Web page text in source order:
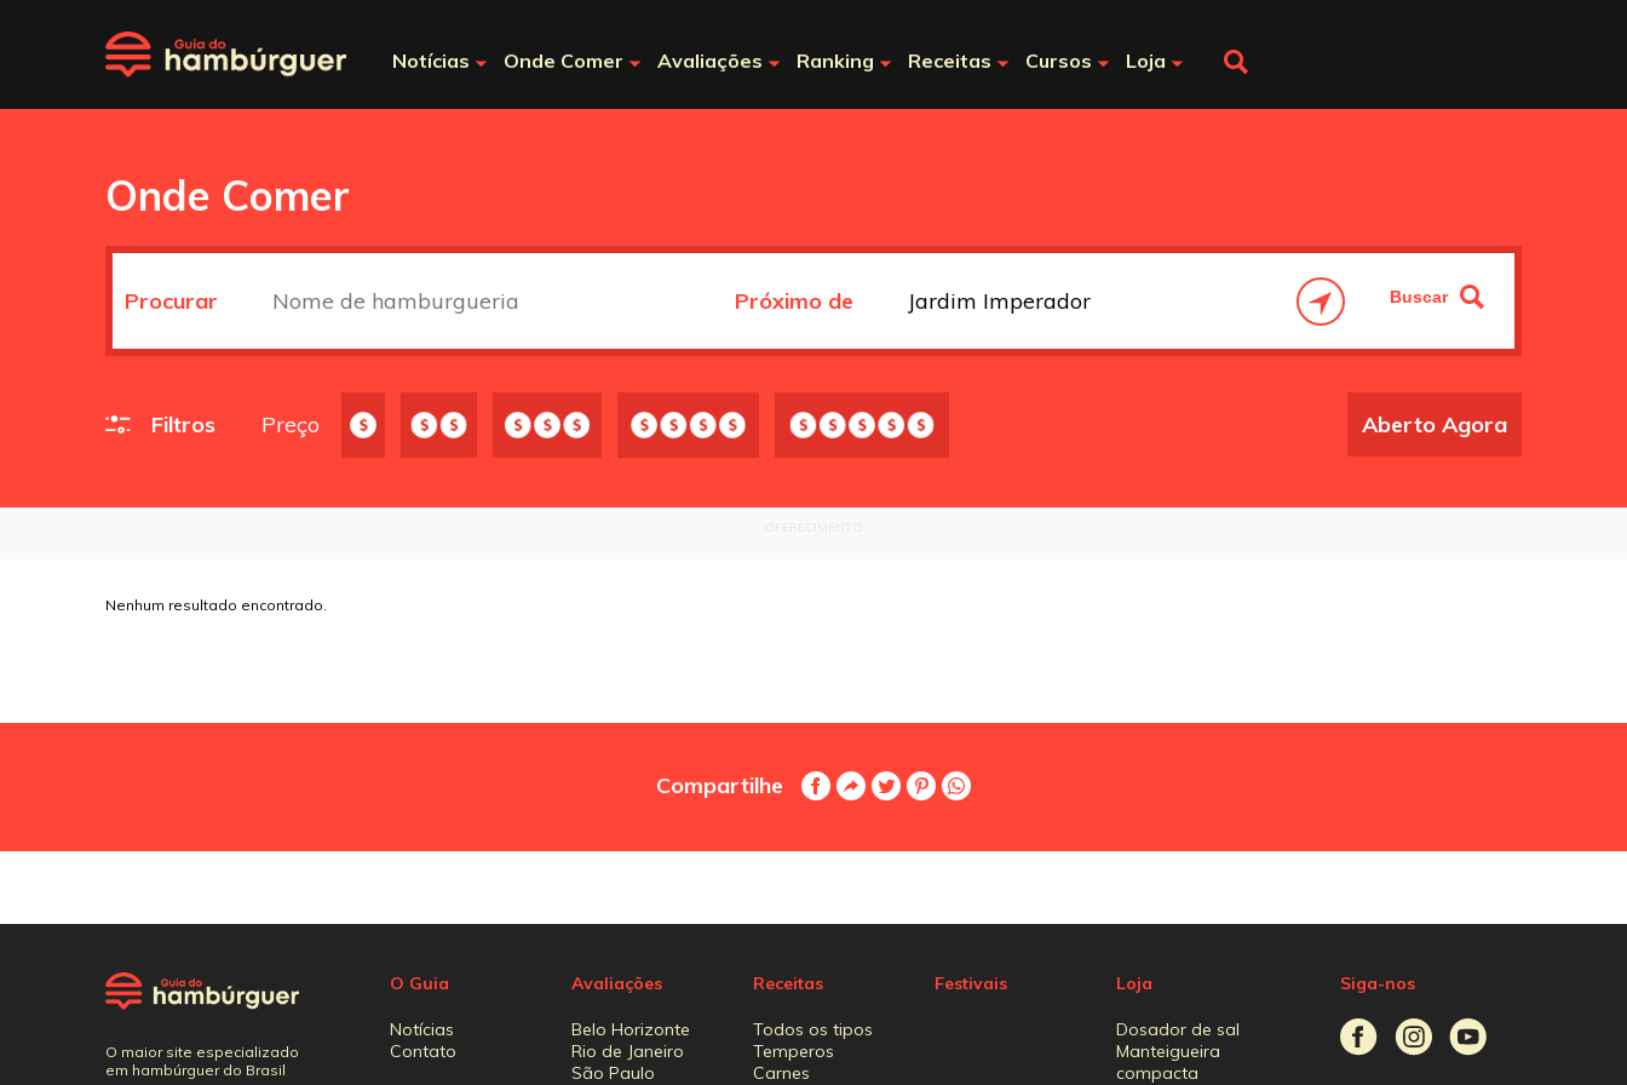
Notícias Onde Comer Avaliações Ranking Receitas Cursos Loja
Onde Comer
Procurar Próximo de
Filtros Preço Aberto Agora
Nenhum resultado encontrado.
Compartilhe
O maior site especializado
em hambúrguer do Brasil
O Guia
Notícias
Contato
Avaliações
Belo Horizonte
Rio de Janeiro
São Paulo
Receitas
Todos os tipos
Temperos
Carnes
Festivais Loja
Dosador de sal
Manteigueira
compacta
Siga-nos